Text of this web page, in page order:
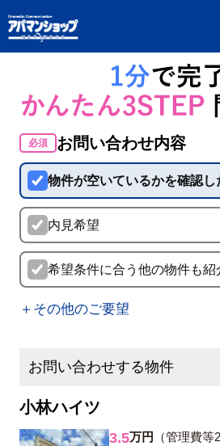
必須 お問い合わせ内容
物件が空いているかを確認し
内見希望
希望条件に合う他の物件も紹
＋その他のご要望
お問い合わせする物件
小林ハイツ
3.5万円 （管理費等